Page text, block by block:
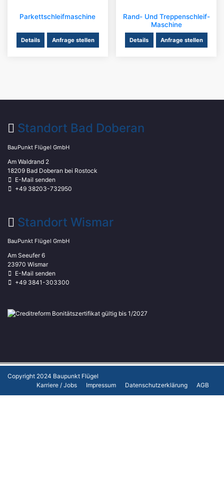
Parkettschleifmaschine
Details Anfrage stellen
Rand- Und Treppenschleif-
Maschine
Details Anfrage stellen
Standort Bad Doberan
BauPunkt Flügel GmbH
Am Waldrand 2
18209 Bad Doberan bei Rostock
E-Mail senden
+49 38203-732950
Standort Wismar
BauPunkt Flügel GmbH
Am Seeufer 6
23970 Wismar
E-Mail senden
+49 3841-303300
Copyright 2024 Baupunkt Flügel
Karriere / Jobs
Impressum Datenschutzerklärung AGB